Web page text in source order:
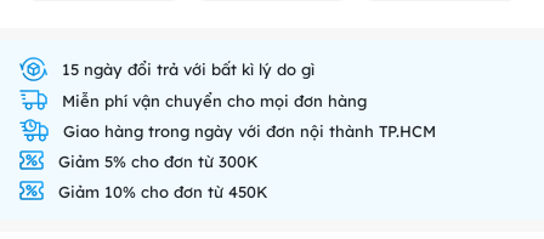
15 ngày đổi trả với bất kì lý do gì
Miễn phí vận chuyển cho mọi đơn hàng
Giao hàng trong ngày với đơn nội thành TP.HCM
Giảm 5% cho đơn từ 300K
Giảm 10% cho đơn từ 450K